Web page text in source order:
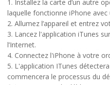
1. Installez la carte d’un autre
laquelle fonctionne iPhone
2. Allumez l’appareil et entrez
3. Lancez l'application iTunes
l’Internet.
4. Connectez l'iPhone à votre
5. L'application ITunes
commencera le processus du